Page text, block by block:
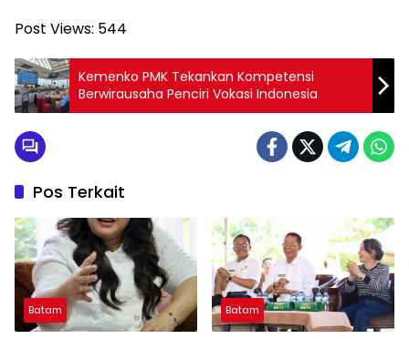
Post Views: 544
Kemenko PMK Tekankan Kompetensi
Berwirausaha Penciri Vokasi Indonesia
Pos Terkait
Batam Batam